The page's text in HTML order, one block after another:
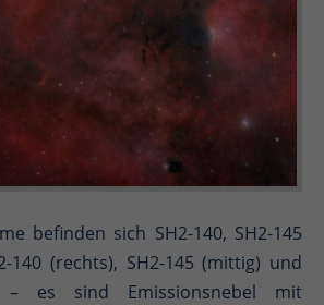
befinden sich SH2-140, SH2-145
140 (rechts), SH2-145 (mittig) und
– es sind Emissionsnebel mit